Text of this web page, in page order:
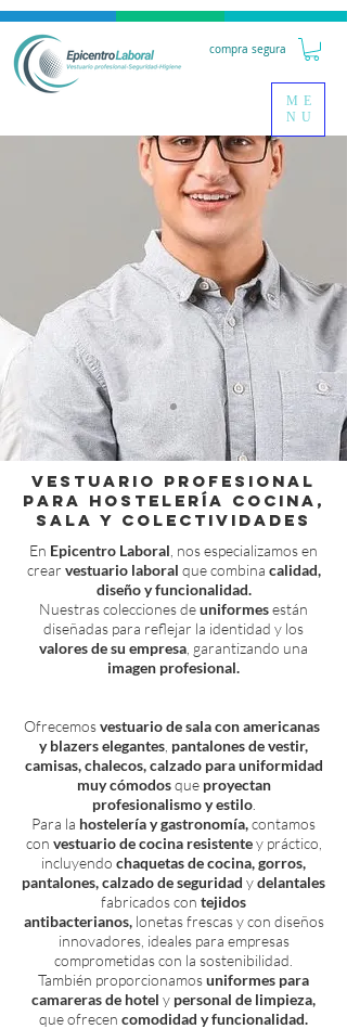
compra segura
ME
NU
Vestuario Profesional
para Hostelería Cocina,
Sala y Colectividades
En Epicentro Laboral , nos especializamos en
crear vestuario laboral que combina calidad,
diseño y funcionalidad.
Nuestras colecciones deuniformesestán
diseñadas para reflejar la identidad y los
valores de su empresa , garantizando una
imagen profesional.
Ofrecemosvestuario de sala con americanas
y blazers elegantes pantalones de vestir,
camisas, chalecos, calzado para uniformidad
muy cómodosque proyectan
profesionalismo y estilo.
Para la hostelería y gastronomía,contamos
con vestuario de cocina resistentey práctico,
incluyendo chaquetas de cocina, gorros,
pantalones,calzado de seguridad ydelantales
fabricados con tejidos
antibacterianos, lonetas frescas y con diseños
innovadores, ideales para empresas
comprometidas con la sostenibilidad.
También proporcionamosuniformes para
camareras de hotel y personal de limpieza,
que ofrecen comodidad y funcionalidad.